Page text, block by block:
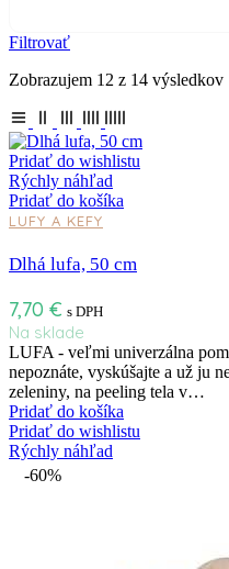
Filtrovať
Zobrazujem 12 z 14 výsledkov
Pridať do wishlistu
Rýchly náhľad
Pridať do košíka
LUFY A KEFY
Dlhá lufa, 50 cm
7,70 € s DPH
Na sklade
LUFA - veľmi univerzálna
nepoznáte, vyskúšajte a už ju
zeleniny, na peeling tela v…
Pridať do košíka
Pridať do wishlistu
Rýchly náhľad
-60%